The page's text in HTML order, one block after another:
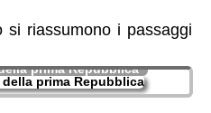
si riassumono i passaggi
prima Repubblica